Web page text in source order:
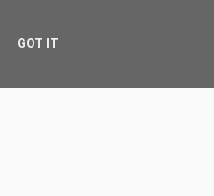
GOT IT